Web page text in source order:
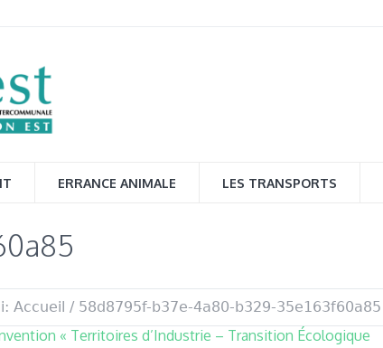
ERRANCE ANIMALE LES TRANSPORTS
Accueil / 58d8795f-b37e-4a80-b329-35e163f60a85
« Territoires d’Industrie – Transition Écologique